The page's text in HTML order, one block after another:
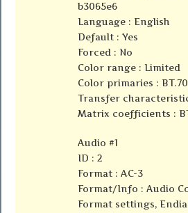
b3065e6
Language : English
Default : Yes
Forced : No
Color range : Limited
Color primaries :
Transfer
Matrix coefficients :
Audio #1
ID : 2
Format : AC-3
Format/Info : Audio
Format settings,